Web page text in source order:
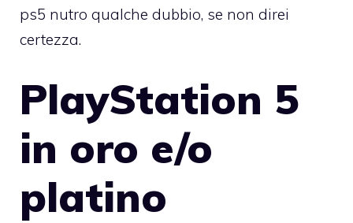
ps5 nutro qualche dubbio, se non direi
certezza.
PlayStation 5
in oro e/o
platino